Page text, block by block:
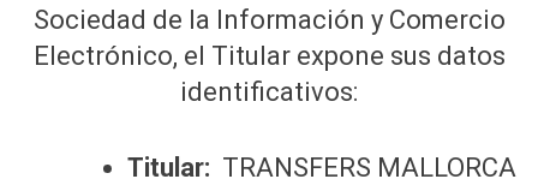
Sociedad de la Información y Comercio
Electrónico, el Titular expone sus datos
identificativos:
Titular: TRANSFERS MALLORCA